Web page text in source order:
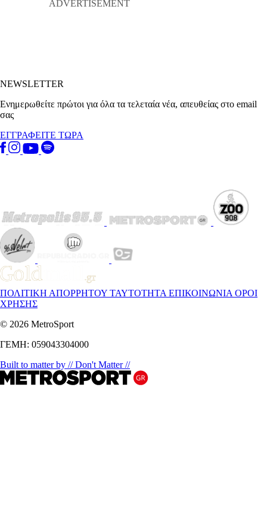
NEWSLETTER
Ενημερωθείτε πρώτοι για όλα τα τελεταία νέα, απευθείας στο email
σας
ΕΓΓΡΑΦΕΙΤΕ ΤΩΡΑ
ΠΟΛΙΤΙΚΗ ΑΠΟΡΡΗΤΟΥ ΤΑΥΤΟΤΗΤΑ ΕΠΙΚΟΙΝΩΝΙΑ ΟΡΟΙ
ΧΡΗΣΗΣ
© 2026 MetroSport
ΓΕΜΗ: 059043304000
Built to matter by // Don't Matter //